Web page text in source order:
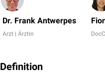
Dr. Frank Antwerpes
Arzt | Ärztin
Definition